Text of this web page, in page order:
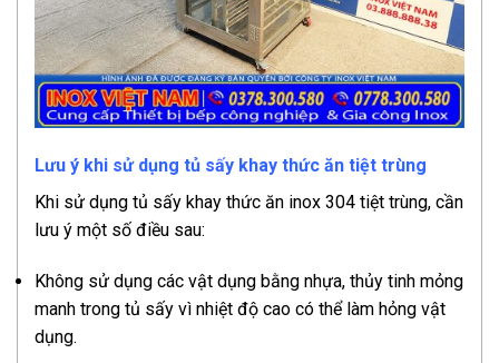
Lưu ý khi sử dụng tủ sấy khay thức ăn tiệt trùng
Khi sử dụng tủ sấy khay thức ăn inox 304 tiệt trùng, cần
lưu ý một số điều sau:
Không sử dụng các vật dụng bằng nhựa, thủy tinh mỏng
manh trong tủ sấy vì nhiệt độ cao có thể làm hỏng vật
dụng.